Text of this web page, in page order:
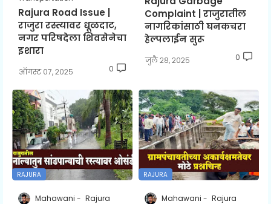
Rajura Road Issue |
राजुरा रस्त्यावर धूळदाट,
नगर परिषदेला शिवसेनेचा
इशारा
ऑगस्ट ०७, २०२५ 0
Complaint | राजुरातील
नागरिकांसाठी घनकचरा
हेल्पलाईन सुरू
जुलै २८, २०२५ 0
RAJURA
Mahawani Rajura
RAJURA
Mahawani Rajura